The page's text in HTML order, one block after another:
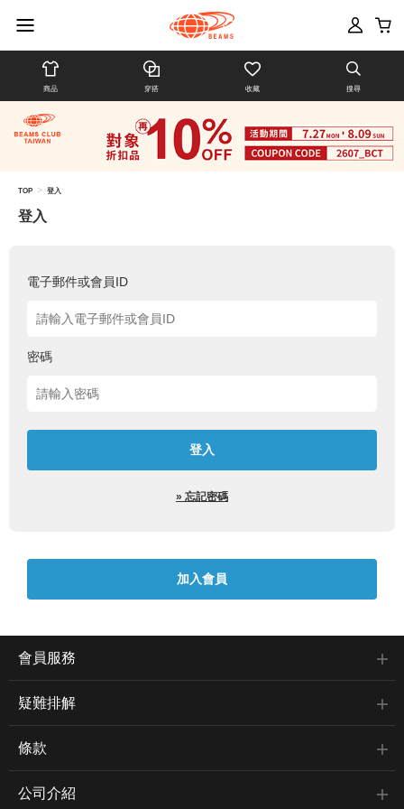
商品 穿搭 收藏 搜尋
TOP > 登入
登入
電子郵件或會員ID
密碼
» 忘記密碼
會員服務
疑難排解
條款
公司介紹